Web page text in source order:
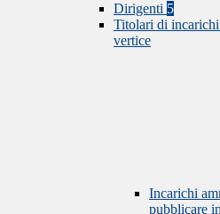
Dirigenti 5
Titolari di
vertice
Incarichi
pubblicare